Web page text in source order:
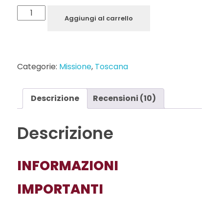
Aggiungi al carrello
Categorie: Missione, Toscana
Descrizione Recensioni (10)
Descrizione
INFORMAZIONI
IMPORTANTI